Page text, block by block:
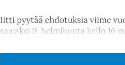
Iitti pyytää ehdotuksia viime
saajaksi 9. helmikuuta kello 16